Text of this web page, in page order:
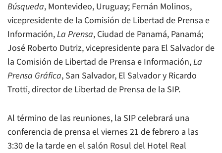
Búsqueda, Montevideo, Uruguay; Fernán Molinos,
vicepresidente de la Comisión de Libertad de Prensa e
Información,La Prensa, Ciudad de Panamá, Panamá;
José Roberto Dutriz, vicepresidente para El Salvador de
la Comisión de Libertad de Prensa e Información,La
Prensa Gráfica, San Salvador, El Salvador y Ricardo
Trotti, director de Libertad de Prensa de la SIP.
Al término de las reuniones, la SIP celebrará una
conferencia de prensa el viernes 21 de febrero a las
3:30 de la tarde en el salón Rosul del Hotel Real